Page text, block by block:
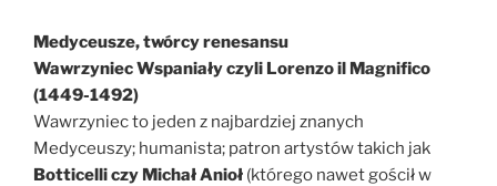
Medyceusze, twórcy renesansu
Wawrzyniec Wspaniały czyli Lorenzo il Magnifico
(1449-1492)
Wawrzyniec to jeden z najbardziej znanych
Medyceuszy; humanista; patron artystów takich jak
Botticelli czy Michał Anioł (którego nawet gościł w